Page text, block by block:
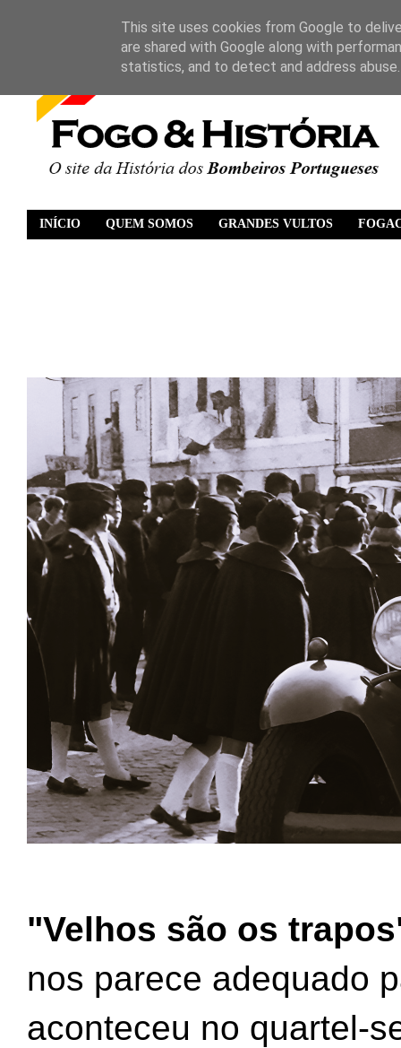
INÍCIO QUEM SOMOS GRANDES VULTOS
"Velhos são os
nos parece adequado
aconteceu no quartel-
This site uses cookies from Google to
are shared with Google along with
statistics, and to detect and address abuse.